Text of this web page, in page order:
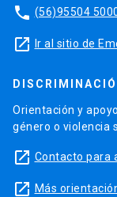
phone (56)95504
launch Ir al sitio de
Orientación y
género o violencia
launch Contacto para
launch Más